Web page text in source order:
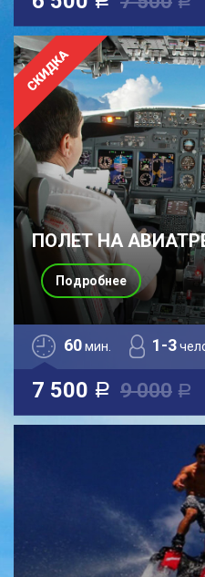
ПОЛЕТ НА
60мин. 1-3
7 500 a 9 000 a
Подробнее